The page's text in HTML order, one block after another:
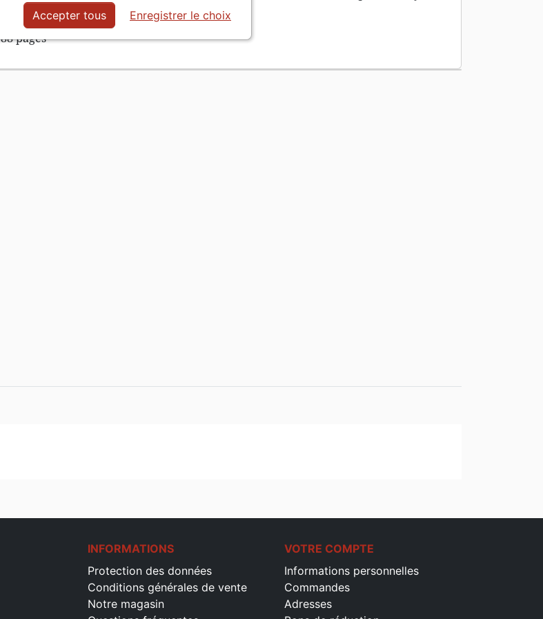
de Dieu
88 pages
INFORMATIONS
Protection des données
Conditions générales de vente
Notre magasin
VOTRE COMPTE
Informations personnelles
Commandes
Adresses
Accepter tous Enregistrer le choix